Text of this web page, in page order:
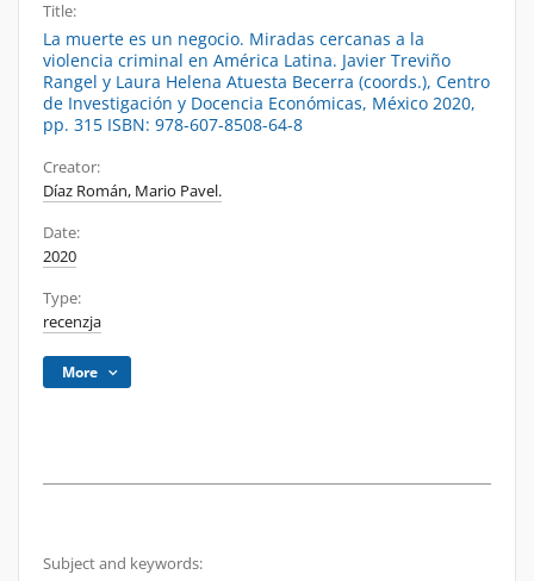
Title:
La muerte es un negocio. Miradas cercanas a la
violencia criminal en América Latina. Javier Treviño
Rangel y Laura Helena Atuesta Becerra (coords.), Centro
de Investigación y Docencia Económicas, México 2020,
pp. 315 ISBN: 978-607-8508-64-8
Creator:
Díaz Román, Mario Pavel.
Date:
2020
Type:
recenzja
More
Subject and keywords: